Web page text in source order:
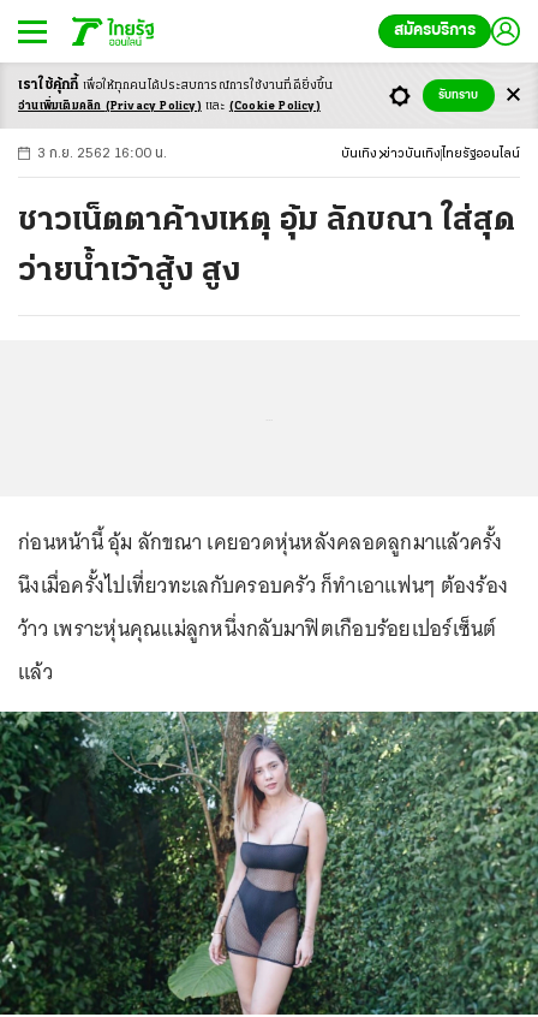
สมัครบริการ
-ก ก ก+
3 ก.ย. 2562 16:00 น. บันเทิง ข่าวบันเทิง ไทยรัฐออนไลน์
ชาวเน็ตตาค้างเหตุ อุ้ม ลักขณา ใส่สุด
ว่ายน้ำเว้าสู้ง สูง
ก่อนหน้านี้ อุ้ม ลักขณา เคยอวดหุ่นหลังคลอดลูกมาแล้วครั้ง
นึงเมื่อครั้งไปเที่ยวทะเลกับครอบครัว ก็ทำเอาแฟนๆ ต้องร้อง
ว้าว เพราะหุ่นคุณแม่ลูกหนึ่งกลับมาฟิตเกือบร้อยเปอร์เซ็นต์
แล้ว
เราใช้คุ้กกี้ เพื่อให้ทุกคนได้ประสบการณ์การใช้งานที่ดียิ่งขึ้น
อ่านเพิ่มเติมคลิก (Privacy Policy) และ (Cookie Policy)
รับทราบ